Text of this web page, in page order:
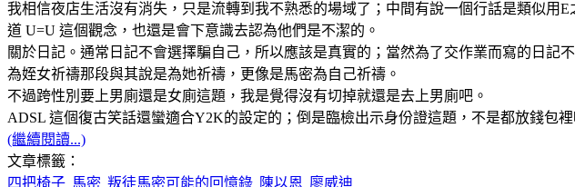
我相信夜店生活沒有消失，只是流轉到我不熟悉的場域了；中間有說一個行話是類似
道 U=U 這個觀念，也還是會下意識去認為他們是不潔的。
關於日記。通常日記不會選擇騙自己，所以應該是真實的；當然為了交作業而寫的日記不
為姪女祈禱那段與其說是為她祈禱，更像是馬密為自己祈禱。
不過跨性別要上男廁還是女廁這題，我是覺得沒有切掉就還是去上男廁吧。
ADSL 這個復古笑話還蠻適合Y2K的設定的；倒是臨檢出示身份證這題，不是都放錢包
(繼續閱讀...)
文章標籤：
四把椅子 馬密 叛徒馬密可能的回憶錄 陳以恩 廖威迪